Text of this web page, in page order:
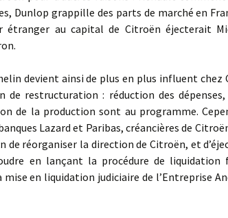
Dunlop grappille des parts de marché en
étranger au capital de Citroën éjecterait
ainsi de plus en plus influent chez
de restructuration : réduction des
de la production sont au programme.
Lazard et Paribas, créancières de
de réorganiser la direction de Citroën, et
en lançant la procédure de liquidation
en liquidation judiciaire de l’Entreprise